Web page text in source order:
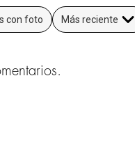
con foto Más reciente